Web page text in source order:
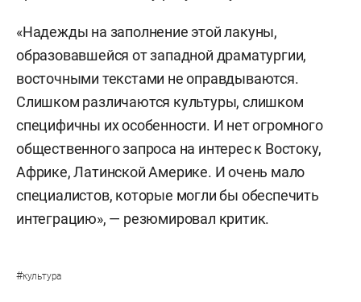
«Надежды на заполнение этой лакуны,
образовавшейся от западной драматургии,
восточными текстами не оправдываются.
Слишком различаются культуры, слишком
специфичны их особенности. И нет огромного
общественного запроса на интерес к Востоку,
Африке, Латинской Америке. И очень мало
специалистов, которые могли бы обеспечить
интеграцию», — резюмировал критик.
#культура